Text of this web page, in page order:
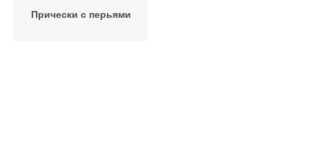
Прически с перьями